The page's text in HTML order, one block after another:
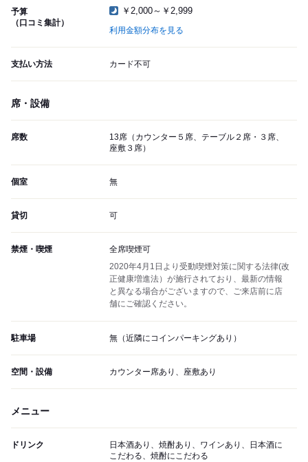
予算
（口コミ集計）
￥2,000～￥2,999
利用金額分布を見る
支払い方法 カード不可
席・設備
席数
13席（カウンター５席、テーブル２席・３席、
座敷３席）
個室 無
貸切 可
禁煙・喫煙
全席喫煙可
2020年4月1日より受動喫煙対策に関する法律(改
正健康増進法）が施行されており、最新の情報
と異なる場合がございますので、ご来店前に店
舗にご確認ください。
駐車場 無（近隣にコインパーキングあり）
空間・設備 カウンター席あり、座敷あり
メニュー
ドリンク
日本酒あり、焼酎あり、ワインあり、日本酒に
こだわる、焼酎にこだわる